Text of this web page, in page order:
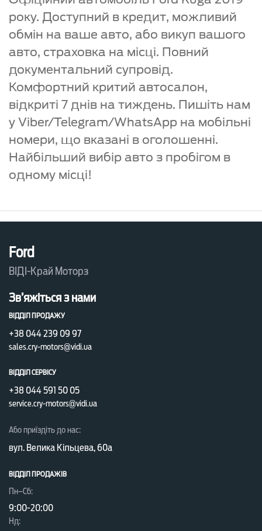
року. Доступний в кредит, можливий
обмін на ваше авто, або викуп вашого
авто, страховка на місці. Повний
документальний супровід.
Комфортний критий автосалон,
відкриті 7 днів на тиждень. Пишіть нам
у Viber/Telegram/WhatsApp на мобільні
номери, що вказані в оголошенні.
Найбільший вибір авто з пробігом в
одному місці!
Ford
ВІДІ-Край Моторз
Зв’яжіться з нами
ВІДДІЛ ПРОДАЖУ
+38 044 239 09 97
sales.cry-motors@vidi.ua
ВІДДІЛ СЕРВІСУ
+38 044 591 50 05
service.cry-motors@vidi.ua
Або приїздіть до нас:
вул. Велика Кільцева, 60а
ВІДДІЛ ПРОДАЖІВ
Пн–Сб:
9:00-20:00
Нд: